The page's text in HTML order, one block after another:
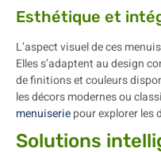
Esthétique et
L’aspect visuel de ces
Elles s’adaptent au design
de finitions et couleurs
les décors modernes ou
menuiseriepour explorer les
Solutions